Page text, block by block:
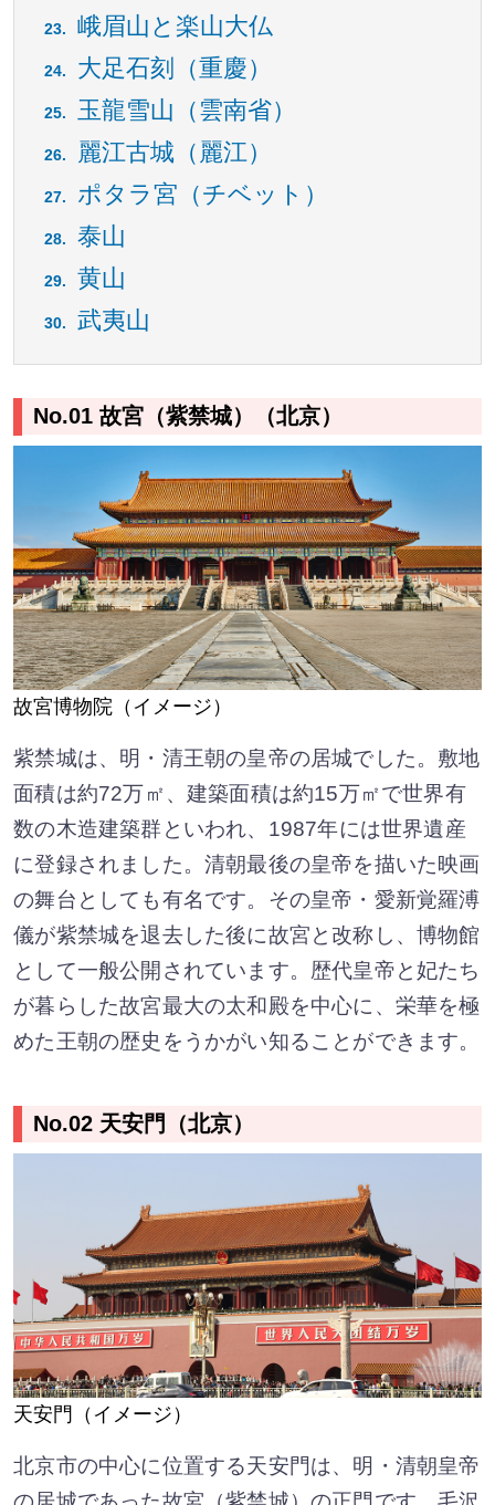
峨眉山と楽山大仏
大足石刻（重慶）
玉龍雪山（雲南省）
麗江古城（麗江）
ポタラ宮（チベット）
泰山
黄山
武夷山
No.01 故宮（紫禁城）（北京）
故宮博物院（イメージ）
紫禁城は、明・清王朝の皇帝の居城でした。敷地
面積は約72万㎡、建築面積は約15万㎡で世界有
数の木造建築群といわれ、1987年には世界遺産
に登録されました。清朝最後の皇帝を描いた映画
の舞台としても有名です。その皇帝・愛新覚羅溥
儀が紫禁城を退去した後に故宮と改称し、博物館
として一般公開されています。歴代皇帝と妃たち
が暮らした故宮最大の太和殿を中心に、栄華を極
めた王朝の歴史をうかがい知ることができます。
No.02 天安門（北京）
天安門（イメージ）
北京市の中心に位置する天安門は、明・清朝皇帝